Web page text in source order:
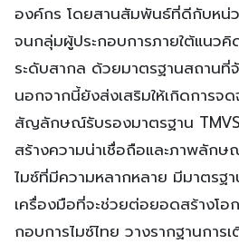
องค์กร โดยสานสัมพันธ์ที่ดีกับห
จนกลุ่มผู้ประกอบการภายใต้แนว
ระดับสากล ด้วยมาตรฐานสถานที่จั
นอกจากนี้ยังส่งเสริมให้เกิดการจด
สัญลักษณ์รับรองมาตรฐาน
สร้างความน่าเชื่อถือและภาพลัก
ไมซ์ที่มีความหลากหลาย มีมาตรฐ
เครื่องมือที่จะช่วยต่อยอดสร้างโอ
กอบการไมซ์ไทย วางรากฐานการเ